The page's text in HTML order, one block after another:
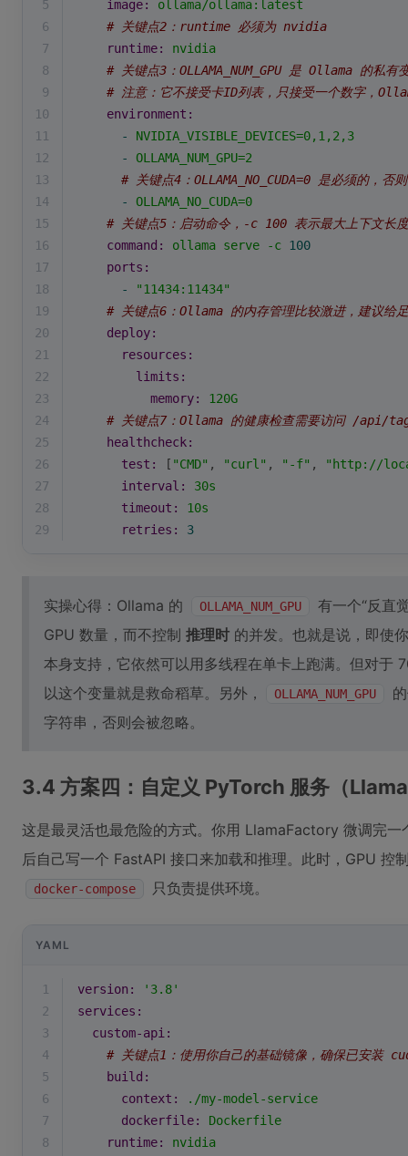
5 image:
ollama/ollama:latest
6
# 关键点2：runtime 必须为 nvidia
7
runtime:
nvidia
8
# 关键点3：OLLAMA_NUM_GPU 是 Ollama 的私
9
# 注意：它不接受卡ID列表，只接受一个数字，
10
environment:
11
-
NVIDIA_VISIBLE_DEVICES=0,1,2,3
12
-
OLLAMA_NUM_GPU=2
13
# 关键点4：OLLAMA_NO_CUDA=0 是必须的，
14
-
OLLAMA_NO_CUDA=0
15
# 关键点5：启动命令，-c 100 表示最大上下文长
16
command: ollama serve -c 100
17
ports:
18
-
"11434:11434"
19
# 关键点6：Ollama 的内存管理比较激进，建议给足
20
deploy:
21
resources:
22
limits:
23
memory:
120G
24
# 关键点7：Ollama 的健康检查需要访问 /api/
25
healthcheck:
26
test: [ "CMD" , "curl" , "-f" ,
"http://
27
interval:
30s
28
timeout:
10s
29
retries: 3
实操心得：Ollama 的 OLLAMA_NUM_GPU
有一个“反直
GPU 数量，而不控制 推理时 的并发。也就是说，即使
本身支持，它依然可以用多线程在单卡上跑满。但对于
以这个变量就是救命稻草。另外，
OLLAMA_NUM_GPU
字符串，否则会被忽略。
3.4 方案四：自定义 PyTorch 服务（
这是最灵活也最危险的方式。你用 LlamaFactory 微调完
后自己写一个 FastAPI 接口来加载和推理。此时，GPU 控
docker-compose 只负责提供环境。
YAML
1 version:
'3.8'
2
services:
3
custom-api:
4
# 关键点1：使用你自己的基础镜像，确保已安装
5
build:
6
context:
./my-model-service
7
dockerfile:
Dockerfile
8
runtime:
nvidia